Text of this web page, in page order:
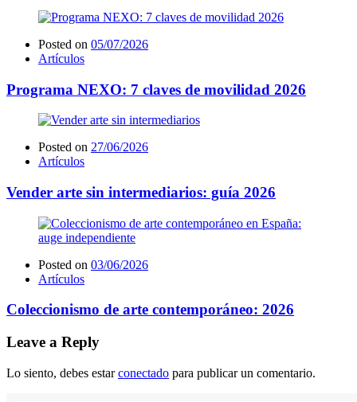
Posted on 05/07/2026
Artículos
Programa NEXO: 7 claves de movilidad 2026
Posted on 27/06/2026
Artículos
Vender arte sin intermediarios: guía 2026
Posted on 03/06/2026
Artículos
Coleccionismo de arte contemporáneo: 2026
Leave a Reply
Lo siento, debes estarconectado para publicar un comentario.